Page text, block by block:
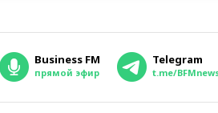
Business FM
прямой эфир
Telegram
t.me/